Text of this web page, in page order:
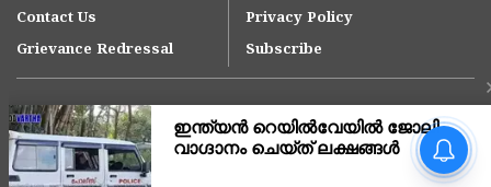
Contact Us
Privacy Policy
Grievance Redressal
Subscribe
ഓപ്പറേഷൻ തൂഫാൻ;
വിദ്യാനഗറിൽ